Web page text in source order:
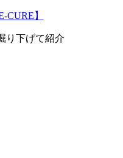
CURE】
り下げて紹介